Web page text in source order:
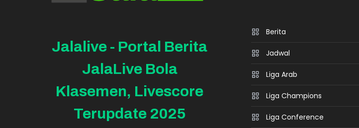
Jalalive - Portal Berita
JalaLive Bola
Klasemen, Livescore
Terupdate 2025
Berita
Jadwal
Liga Arab
Liga Champions
Liga Conference